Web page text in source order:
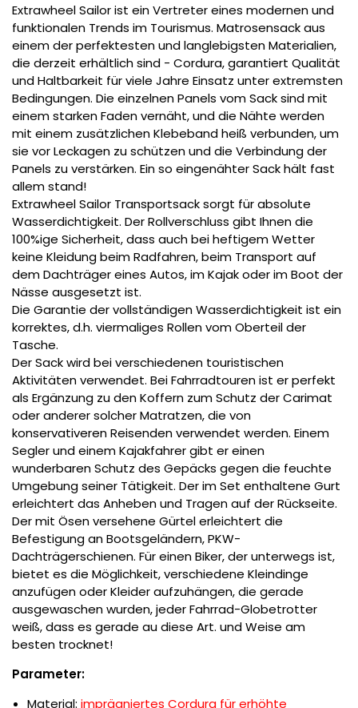
Extrawheel Sailor ist ein Vertreter eines modernen und
funktionalen Trends im Tourismus. Matrosensack aus
einem der perfektesten und langlebigsten Materialien,
die derzeit erhältlich sind - Cordura, garantiert Qualität
und Haltbarkeit für viele Jahre Einsatz unter extremsten
Bedingungen. Die einzelnen Panels vom Sack sind mit
einem starken Faden vernäht, und die Nähte werden
mit einem zusätzlichen Klebeband heiß verbunden, um
sie vor Leckagen zu schützen und die Verbindung der
Panels zu verstärken. Ein so eingenähter Sack hält fast
allem stand!
Extrawheel Sailor Transportsack sorgt für absolute
Wasserdichtigkeit. Der Rollverschluss gibt Ihnen die
100%ige Sicherheit, dass auch bei heftigem Wetter
keine Kleidung beim Radfahren, beim Transport auf
dem Dachträger eines Autos, im Kajak oder im Boot der
Nässe ausgesetzt ist.
Die Garantie der vollständigen Wasserdichtigkeit ist ein
korrektes, d.h. viermaliges Rollen vom Oberteil der
Tasche.
Der Sack wird bei verschiedenen touristischen
Aktivitäten verwendet. Bei Fahrradtouren ist er perfekt
als Ergänzung zu den Koffern zum Schutz der Carimat
oder anderer solcher Matratzen, die von
konservativeren Reisenden verwendet werden. Einem
Segler und einem Kajakfahrer gibt er einen
wunderbaren Schutz des Gepäcks gegen die feuchte
Umgebung seiner Tätigkeit. Der im Set enthaltene Gurt
erleichtert das Anheben und Tragen auf der Rückseite.
Der mit Ösen versehene Gürtel erleichtert die
Befestigung an Bootsgeländern, PKW-
Dachträgerschienen. Für einen Biker, der unterwegs ist,
bietet es die Möglichkeit, verschiedene Kleindinge
anzufügen oder Kleider aufzuhängen, die gerade
ausgewaschen wurden, jeder Fahrrad-Globetrotter
weiß, dass es gerade au diese Art. und Weise am
besten trocknet!
Parameter:
Material: imprägniertes Cordura für erhöhte